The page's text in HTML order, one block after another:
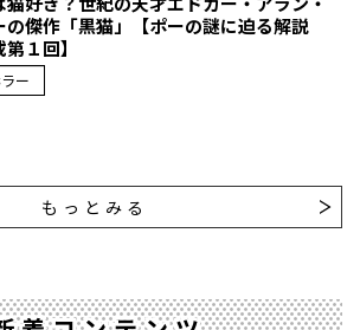
の傑作「黒猫」【ポーの謎に迫る解説
１回】
ー
もっとみる